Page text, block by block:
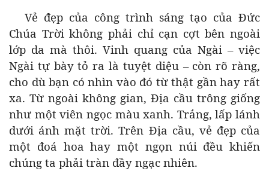
Vẻ đẹp của công trình sáng tạo của Đức
Chúa Trời không phải chỉ cạn cợt bên ngoài
lớp da mà thôi. Vinh quang của Ngài – việc
Ngài tự bày tỏ ra là tuyệt diệu – còn rõ ràng,
cho dù bạn có nhìn vào đó từ thật gần hay rất
xa. Từ ngoài không gian, Địa cầu trông giống
như một viên ngọc màu xanh. Trắng, lấp lánh
dưới ánh mặt trời. Trên Địa cầu, vẻ đẹp của
một đoá hoa hay một ngọn núi đều khiến
chúng ta phải tràn đầy ngạc nhiên.